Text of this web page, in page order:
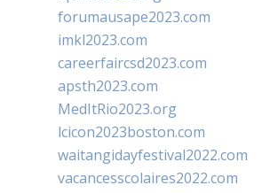
forumausape2023.com
imkl2023.com
careerfaircsd2023.com
apsth2023.com
MedItRio2023.org
lcicon2023boston.com
waitangidayfestival2022.com
vacancesscolaires2022.com